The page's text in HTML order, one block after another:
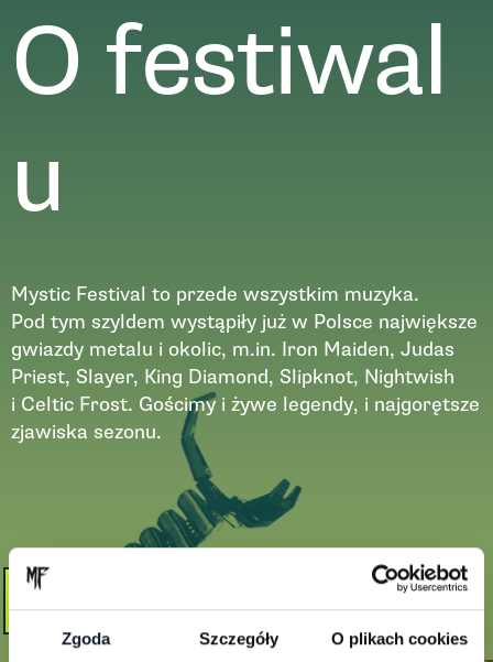
Zgoda Szczegóły O plikach cookies
O festiwal
u
Mystic Festival to przede wszystkim muzyka.
Pod tym szyldem wystąpiły już w Polsce największe
gwiazdy metalu i okolic, m.in. Iron Maiden, Judas
Priest, Slayer, King Diamond, Slipknot, Nightwish
i Celtic Frost. Gościmy i żywe legendy, i najgorętsze
zjawiska sezonu.